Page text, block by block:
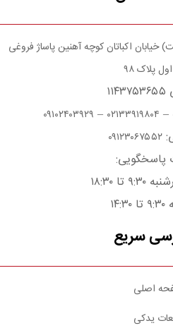
خیابان اکباتان کوچه آهنین پاساژ فروغی
پلاک ۹۸
– ۰۲۱۳۳۹۱۹۸۰۴ – ۰۹۱۰۲۴۰۳۹۲۹
۰۹۱۲۳۰۶۷۵۵۲
پاسخگویی:
تا ۱۸:۳۰
سریع
اصلی
یدکی